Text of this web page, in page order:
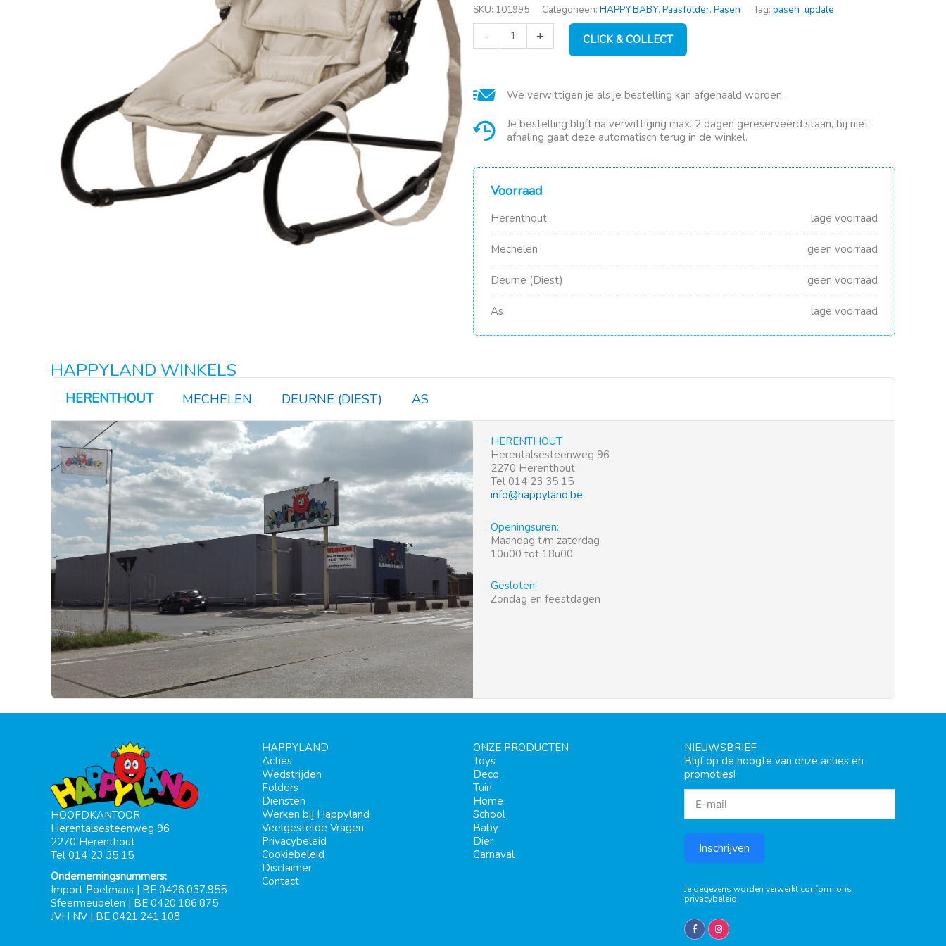
SKU: 101995 Categorieën: HAPPY BABY, Paasfolder, Pasen Tag: pasen_update
-
relax
aantal
+ CLICK & COLLECT
We verwittigen je als je bestelling kan afgehaald worden.
Je bestelling blijft na verwittiging max. 2 dagen gereserveerd staan, bij niet
afhaling gaat deze automatisch terug in de winkel.
Voorraad
Herenthout lage voorraad
Mechelen geen voorraad
Deurne (Diest) geen voorraad
As lage voorraad
HAPPYLAND WINKELS
HERENTHOUT MECHELEN DEURNE (DIEST) AS
HERENTHOUT
Herentalsesteenweg 96
2270 Herenthout
Tel 014 23 35 15
info@happyland.be
Openingsuren:
Maandag t/m zaterdag
10u00 tot 18u00
Gesloten:
Zondag en feestdagen
HOOFDKANTOOR
Herentalsesteenweg 96
2270 Herenthout
Tel 014 23 35 15
Ondernemingsnummers:
Import Poelmans | BE 0426.037.955
Sfeermeubelen | BE 0420.186.875
JVH NV | BE 0421.241.108
HAPPYLAND
Acties
Wedstrijden
Folders
Diensten
Werken bij Happyland
Veelgestelde Vragen
Privacybeleid
Cookiebeleid
Disclaimer
Contact
ONZE PRODUCTEN
Toys
Deco
Tuin
Home
School
Baby
Dier
Carnaval
NIEUWSBRIEF
Blijf op de hoogte van onze acties en
promoties!
Inschrijven
Je gegevens worden verwerkt conform ons
privacybeleid.